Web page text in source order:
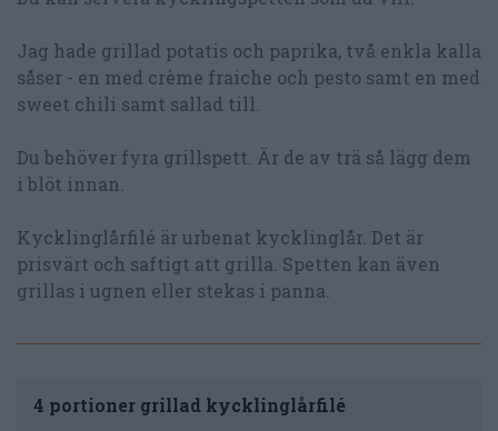
Jag hade grillad potatis och paprika, två enkla kalla
såser - en med crème fraiche och pesto samt en med
sweet chili samt sallad till.
Du behöver fyra grillspett. Är de av trä så lägg dem
i blöt innan.
Kycklinglårfilé är urbenat kycklinglår. Det är
prisvärt och saftigt att grilla. Spetten kan även
grillas i ugnen eller stekas i panna.
4 portioner grillad kycklinglårfilé